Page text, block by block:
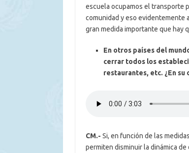
escuela ocupamos el transporte
comunidad y eso evidentemente
gran medida importante que hay
En otros países del
cerrar todos los
restaurantes, etc. ¿En su
CM.- Si, en función de las
permiten disminuir la dinámica